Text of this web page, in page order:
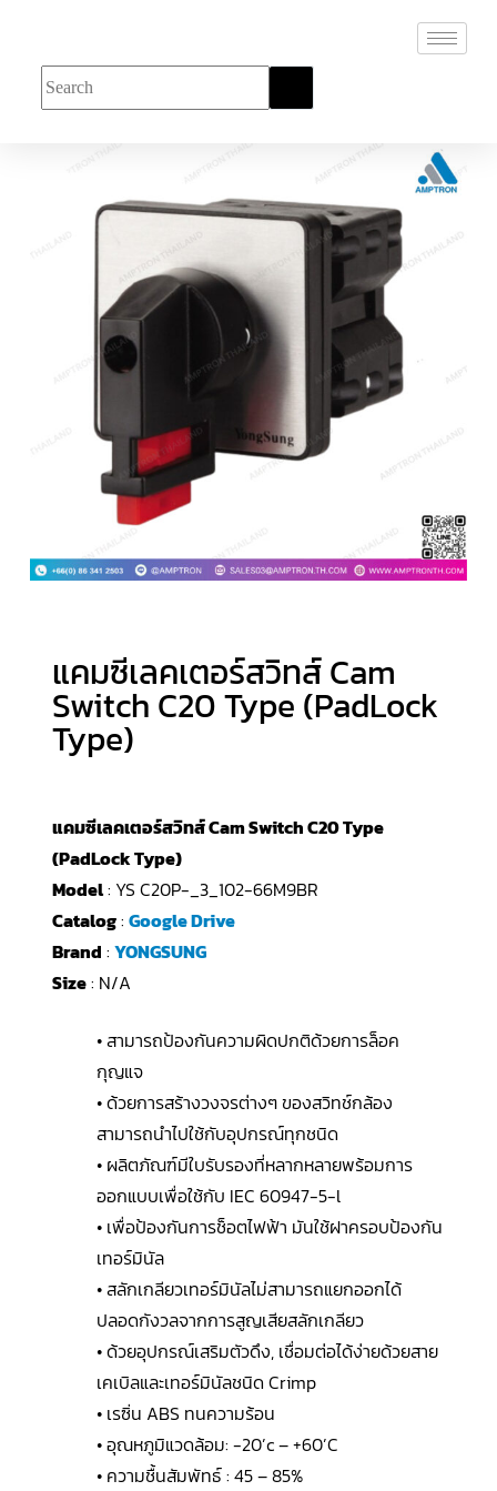
แคมซีเลคเตอร์สวิทส์ Cam
Switch C20 Type (PadLock
Type)
แคมซีเลคเตอร์สวิทส์ Cam Switch C20 Type
(PadLock Type)
Model: YS C20P-_3_102-66M9BR
Catalog: Google Drive
Brand : YONGSUNG
Size: N/A
• สามารถป้องกันความผิดปกติด้วยการล็อค
กุญแจ
• ด้วยการสร้างวงจรต่างๆ ของสวิทช์กล้อง
สามารถนำไปใช้กับอุปกรณ์ทุกชนิด
• ผลิตภัณฑ์มีใบรับรองที่หลากหลายพร้อมการ
ออกแบบเพื่อใช้กับ IEC 60947-5-l
• เพื่อป้องกันการช็อตไฟฟ้า มันใช้ฝาครอบป้องกัน
เทอร์มินัล
• สลักเกลียวเทอร์มินัลไม่สามารถแยกออกได้
ปลอดกังวลจากการสูญเสียสลักเกลียว
• ด้วยอุปกรณ์เสริมตัวดึง, เชื่อมต่อได้ง่ายด้วยสาย
เคเบิลและเทอร์มินัลชนิด Crimp
• เรซิ่น ABS ทนความร้อน
• อุณหภูมิแวดล้อม: -20’c – +60’C
• ความชื้นสัมพัทธ์ : 45 – 85%